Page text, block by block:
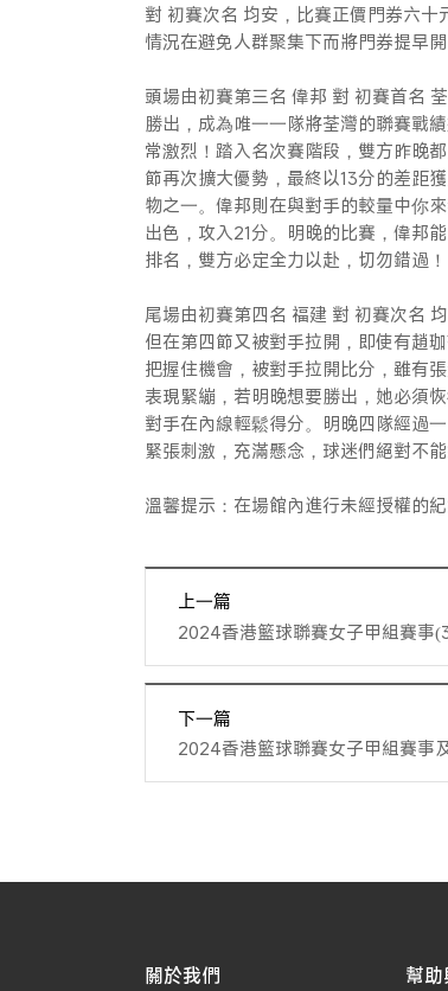
對 初賽次名 均安，比賽正價門券六
情況在避免人群聚集下而將門券提早開
頭場由初賽第三名 偉邦 對 初賽首名
勝出，成為唯一一隊將荃灣的聯賽戰
常激烈！踏入名次賽階段，雙方昨晚
節再次擴大優勢，最終以13分的差距
物之一。偉邦則在與對手的較量中你
出色，攻入21分。明晚的比賽，偉邦
排名，雙方必定全力以赴，切勿錯過！
尾場由初賽第四名 福建 對 初賽次名
但在第四節又被對手拉開，即使有趙
把握住機會，被對手拉開比分，雖有
表現緊繃，若明晚想要勝出，她必須
對手在內線輕鬆得分。明晚四隊經過
緊張刺激，充滿懸念，球迷們絕對不能
溫馨提示：在場館內進行未經授權的
上一篇
2024香港籃球聯賽女子甲組賽事
下一篇
2024香港籃球聯賽女子甲組賽事
關於我們 幫